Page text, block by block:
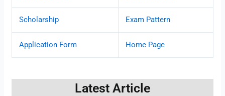
Scholarship Exam Pattern
Application Form Home Page
Latest Article